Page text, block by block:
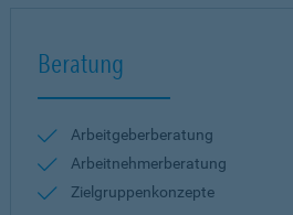
Beratung
Arbeitgeberberatung
Arbeitnehmerberatung
Zielgruppenkonzepte